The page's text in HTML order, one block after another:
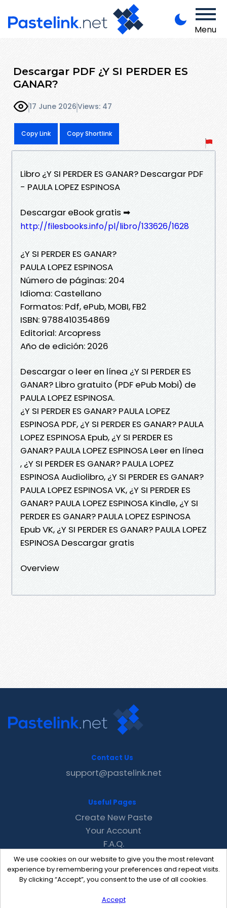
Menu
Descargar PDF ¿Y SI PERDER ES
GANAR?
17 June 2026Views: 47
Copy Link Copy Shortlink
Libro ¿Y SI PERDER ES GANAR? Descargar PDF
- PAULA LOPEZ ESPINOSA
Descargar eBook gratis ➡
http://filesbooks.info/pl/libro/133626/1628
¿Y SI PERDER ES GANAR?
PAULA LOPEZ ESPINOSA
Número de páginas: 204
Idioma: Castellano
Formatos: Pdf, ePub, MOBI, FB2
ISBN: 9788410354869
Editorial: Arcopress
Año de edición: 2026
Descargar o leer en línea ¿Y SI PERDER ES
GANAR? Libro gratuito (PDF ePub Mobi) de
PAULA LOPEZ ESPINOSA.
¿Y SI PERDER ES GANAR? PAULA LOPEZ
ESPINOSA PDF, ¿Y SI PERDER ES GANAR? PAULA
LOPEZ ESPINOSA Epub, ¿Y SI PERDER ES
GANAR? PAULA LOPEZ ESPINOSA Leer en línea
, ¿Y SI PERDER ES GANAR? PAULA LOPEZ
ESPINOSA Audiolibro, ¿Y SI PERDER ES GANAR?
PAULA LOPEZ ESPINOSA VK, ¿Y SI PERDER ES
GANAR? PAULA LOPEZ ESPINOSA Kindle, ¿Y SI
PERDER ES GANAR? PAULA LOPEZ ESPINOSA
Epub VK, ¿Y SI PERDER ES GANAR? PAULA LOPEZ
ESPINOSA Descargar gratis
Overview
We use cookies on our website to give you the most relevant
experience by remembering your preferences and repeat visits.
By clicking “Accept”, you consent to the use of all cookies.
Accept
Contact Us
support@pastelink.net
Useful Pages
Create New Paste
Your Account
F.A.Q.
Recent
Contact